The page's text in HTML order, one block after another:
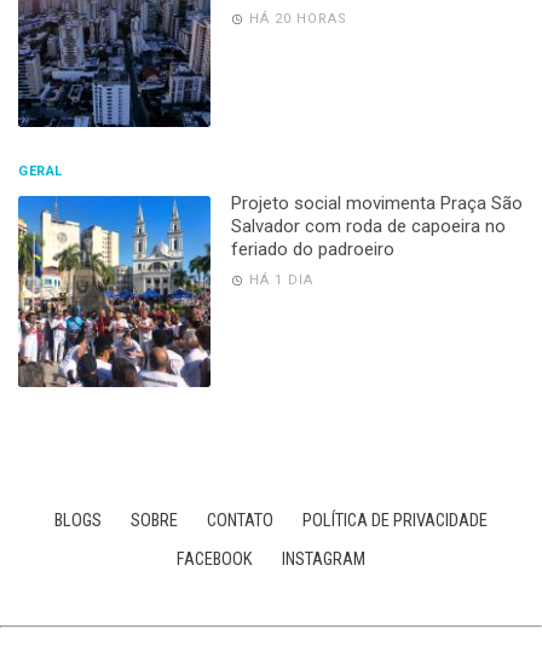
HÁ 20 HORAS
GERAL
Projeto social movimenta Praça São
Salvador com roda de capoeira no
feriado do padroeiro
HÁ 1 DIA
BLOGS SOBRE CONTATO
POLÍTICA DE PRIVACIDADE
FACEBOOK
INSTAGRAM